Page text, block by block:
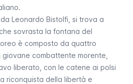
da Leonardo Bistolfi, si trova a
sovrasta la fontana del
è composto da quattro
combattente morente,
liberato, con le catene ai polsi
riconquista della libertà e